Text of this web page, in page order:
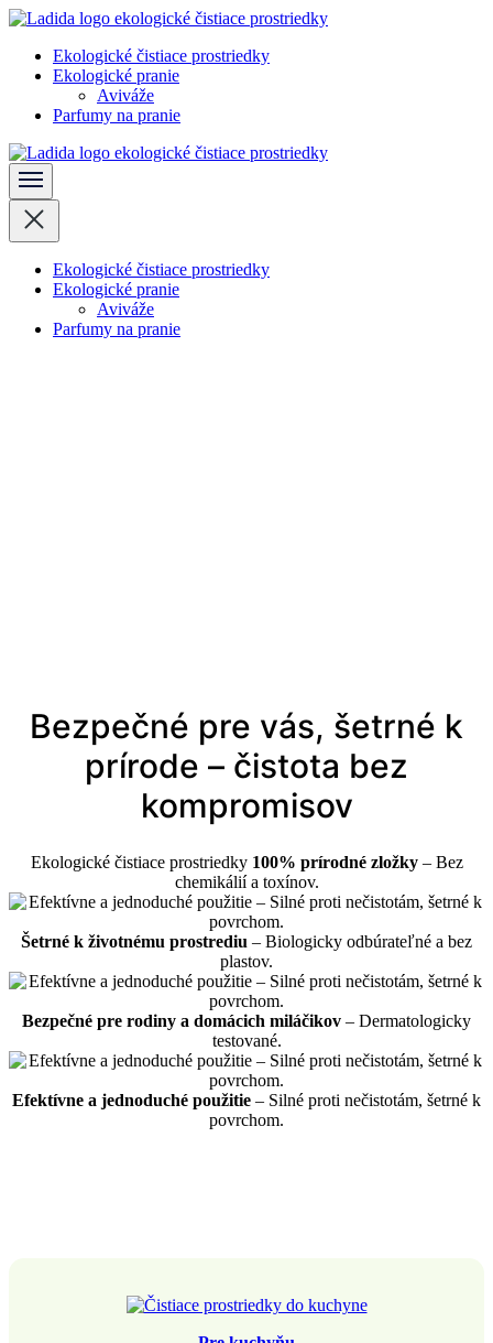
Skočiť
obsah
(stlačte
Ladida
Ekologické čistiace prostriedky
Ekologické pranie
Aviváže
Parfumy na pranie
Ladida
Ekologické čistiace prostriedky
Ekologické pranie
Aviváže
Parfumy na pranie
Bezpečné pre vás, šetrné k
prírode – čistota bez
kompromisov
Ekologické čistiace prostriedky 100% prírodné zložky– Bez
chemikálií a toxínov.
Šetrné k životnému prostrediu – Biologicky odbúrateľné a bez
plastov.
Bezpečné pre rodiny a domácich miláčikov – Dermatologicky
testované.
Efektívne a jednoduché použitie – Silné proti nečistotám, šetrné k
povrchom.